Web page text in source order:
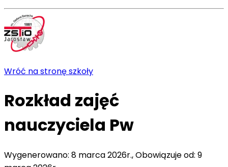
Wróć na stronę szkoły
Rozkład zajęć
nauczyciela Pw
Wygenerowano: 8 marca 2026r.,Obowiązuje od: 9